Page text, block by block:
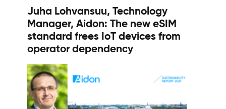
Juha Lohvansuu, Technology
Manager, Aidon: The new eSIM
standard frees IoT devices from
operator dependency